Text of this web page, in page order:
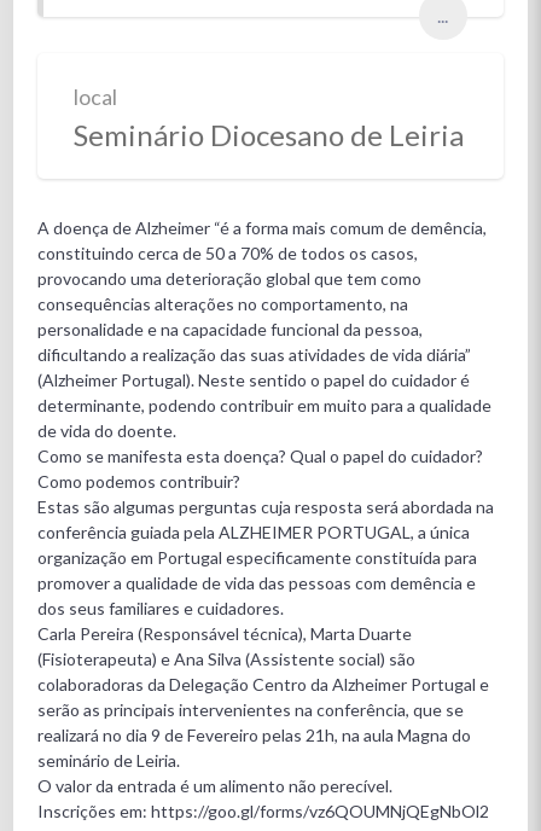
...
local
Seminário Diocesano de Leiria
A doença de Alzheimer “é a forma mais comum de demência,
constituindo cerca de 50 a 70% de todos os casos,
provocando uma deterioração global que tem como
consequências alterações no comportamento, na
personalidade e na capacidade funcional da pessoa,
dificultando a realização das suas atividades de vida diária”
(Alzheimer Portugal). Neste sentido o papel do cuidador é
determinante, podendo contribuir em muito para a qualidade
de vida do doente.
Como se manifesta esta doença? Qual o papel do cuidador?
Como podemos contribuir?
Estas são algumas perguntas cuja resposta será abordada na
conferência guiada pela ALZHEIMER PORTUGAL, a única
organização em Portugal especificamente constituída para
promover a qualidade de vida das pessoas com demência e
dos seus familiares e cuidadores.
Carla Pereira (Responsável técnica), Marta Duarte
(Fisioterapeuta) e Ana Silva (Assistente social) são
colaboradoras da Delegação Centro da Alzheimer Portugal e
serão as principais intervenientes na conferência, que se
realizará no dia 9 de Fevereiro pelas 21h, na aula Magna do
seminário de Leiria.
O valor da entrada é um alimento não perecível.
Inscrições em: https://goo.gl/forms/vz6QOUMNjQEgNbOl2